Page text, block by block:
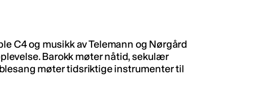
C4 og musikk av Telemann og Nørgård
Barokk møter nåtid, sekulær
møter tidsriktige instrumenter til